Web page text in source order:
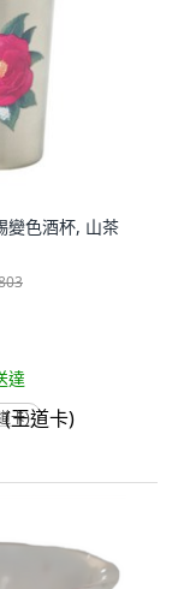
變色酒杯, 山茶
達
卡)